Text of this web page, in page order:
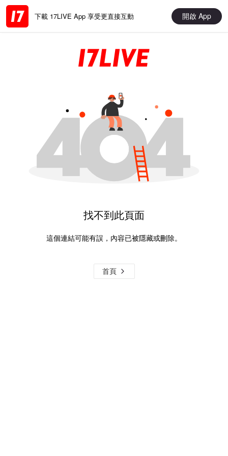
下載 17LIVE App 享受更直接互動 開啟 App
找不到此頁面
這個連結可能有誤，內容已被隱藏或刪除。
首頁